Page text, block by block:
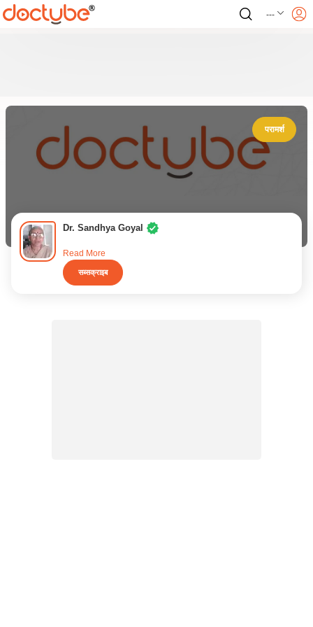
---
परामर्श
Dr. Sandhya Goyal
Read More
सब्सक्राइब